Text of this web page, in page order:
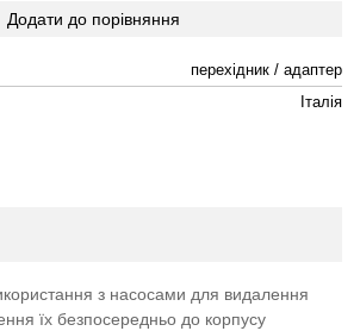
Додати до порівняння
перехідник / адаптер
Італія
з насосами для видалення
їх безпосередньо до корпусу